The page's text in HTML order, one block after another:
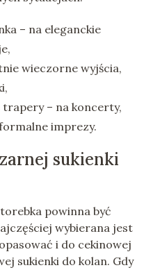
– na eleganckie
wieczorne wyjścia,
trapery – na koncerty,
imprezy.
sukienki
powinna być
wybierana jest
i do cekinowej
sukienki do kolan. Gdy